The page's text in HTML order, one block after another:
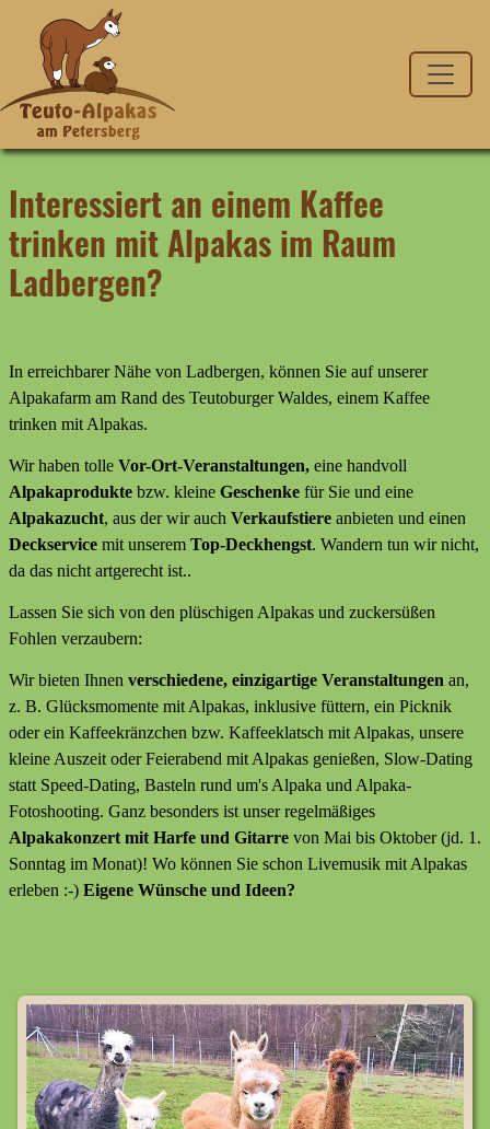
Interessiert an einem Kaffee
trinken mit Alpakas im Raum
Ladbergen?
In erreichbarer Nähe von Ladbergen, können Sie auf unserer
Alpakafarm am Rand des Teutoburger Waldes, einem Kaffee
trinken mit Alpakas.
Wir haben tolle Vor-Ort-Veranstaltungen, eine handvoll
Alpakaprodukte bzw. kleine Geschenke für Sie und eine
Alpakazucht, aus der wir auch Verkaufstiere anbieten und einen
Deckservice mit unserem Top-Deckhengst. Wandern tun wir nicht,
da das nicht artgerecht ist..
Lassen Sie sich von den plüschigen Alpakas und zuckersüßen
Fohlen verzaubern:
Wir bieten Ihnen verschiedene, einzigartige Veranstaltungen an,
z. B. Glücksmomente mit Alpakas, inklusive füttern, ein Picknik
oder ein Kaffeekränzchen bzw. Kaffeeklatsch mit Alpakas, unsere
kleine Auszeit oder Feierabend mit Alpakas genießen, Slow-Dating
statt Speed-Dating, Basteln rund um's Alpaka und Alpaka-
Fotoshooting. Ganz besonders ist unser regelmäßiges
Alpakakonzert mit Harfe und Gitarre von Mai bis Oktober (jd. 1.
Sonntag im Monat)! Wo können Sie schon Livemusik mit Alpakas
erleben :-) Eigene Wünsche und Ideen?